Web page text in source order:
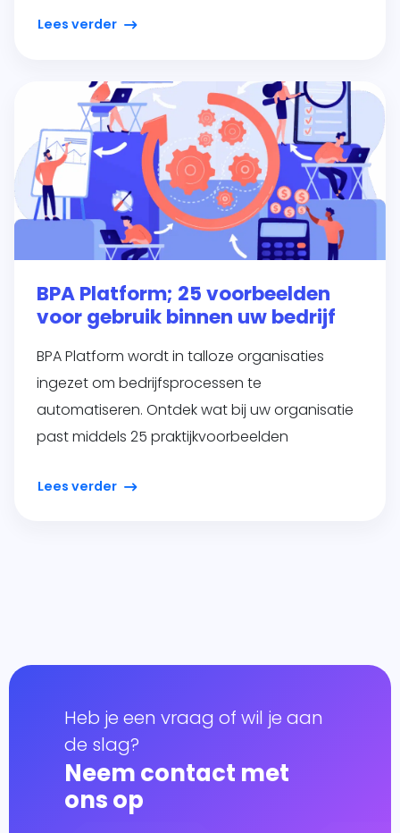
Lees verder
BPA Platform; 25 voorbeelden
voor gebruik binnen uw bedrijf
BPA Platform wordt in talloze organisaties
ingezet om bedrijfsprocessen te
automatiseren. Ontdek wat bij uw organisatie
past middels 25 praktijkvoorbeelden
Lees verder
Heb je een vraag of wil je aan
de slag?
Neem contact met
ons op